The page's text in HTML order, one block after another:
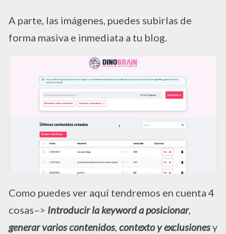
A parte, las imágenes, puedes subirlas de
forma masiva e inmediata a tu blog.
Como puedes ver aquí tendremos en cuenta 4
cosas–> Introducir la keyword a posicionar,
generar varios contenidos, contexto y exclusionesy